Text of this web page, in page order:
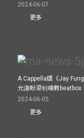
2024-06-07
更多
A Cappella版《Jay
允谦盼梁钊峰教beatbox
2024-06-05
更多